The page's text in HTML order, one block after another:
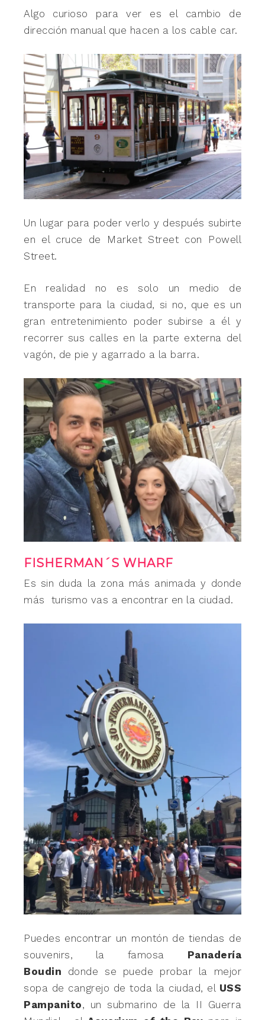
Algo curioso para ver es el cambio de
dirección manual que hacen a los cable car.
Un lugar para poder verlo y después subirte
en el cruce de Market Street con Powell
Street.
En realidad no es solo un medio de
transporte para la ciudad, si no, que es un
gran entretenimiento poder subirse a él y
recorrer sus calles en la parte externa del
vagón, de pie y agarrado a la barra.
FISHERMAN´S WHARF
Es sin duda la zona más animada y donde
más turismo vas a encontrar en la ciudad.
Puedes encontrar un montón de tiendas de
souvenirs, la famosa
Panadería
Boudin donde se puede probar la mejor
sopa de cangrejo de toda la ciudad, el USS
Pampanito, un submarino de la II Guerra